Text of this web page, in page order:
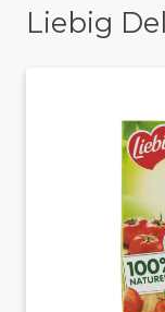
Liebig